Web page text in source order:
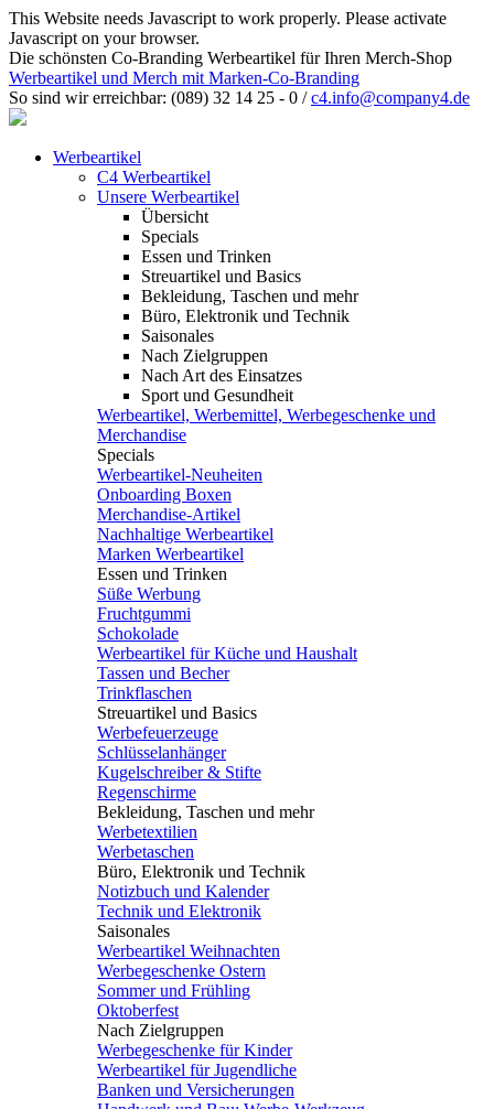
This Website needs Javascript to work properly. Please activate
Javascript on your browser.
Die schönsten Co-Branding Werbeartikel für Ihren Merch-Shop
Werbeartikel und Merch mit Marken-Co-Branding
So sind wir erreichbar: (089) 32 14 25 - 0 /c4.info@company4.de
Werbeartikel
C4 Werbeartikel
Unsere Werbeartikel
Übersicht
Specials
Essen und Trinken
Streuartikel und Basics
Bekleidung, Taschen und mehr
Büro, Elektronik und Technik
Saisonales
Nach Zielgruppen
Nach Art des Einsatzes
Sport und Gesundheit
Werbeartikel, Werbemittel, Werbegeschenke und
Merchandise
Specials
Werbeartikel-Neuheiten
Onboarding Boxen
Merchandise-Artikel
Nachhaltige Werbeartikel
Marken Werbeartikel
Essen und Trinken
Süße Werbung
Fruchtgummi
Schokolade
Werbeartikel für Küche und Haushalt
Tassen und Becher
Trinkflaschen
Streuartikel und Basics
Werbefeuerzeuge
Schlüsselanhänger
Kugelschreiber & Stifte
Regenschirme
Bekleidung, Taschen und mehr
Werbetextilien
Werbetaschen
Büro, Elektronik und Technik
Notizbuch und Kalender
Technik und Elektronik
Saisonales
Werbeartikel Weihnachten
Werbegeschenke Ostern
Sommer und Frühling
Oktoberfest
Nach Zielgruppen
Werbegeschenke für Kinder
Werbeartikel für Jugendliche
Banken und Versicherungen